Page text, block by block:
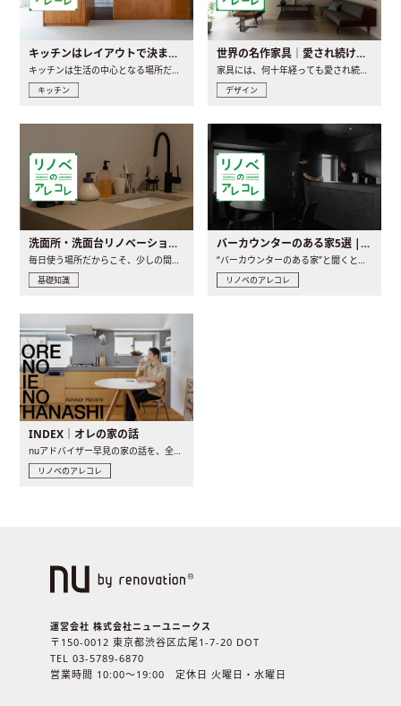
キッチンはレイアウトで決まる。後悔しないための考え方と選び方
キッチン
世界の名作家具｜愛され続ける理由と一生モノとの出会い方
デザイン
洗面所・洗面台リノベーションの事例と間取りアイデア
毎日使う場所だからこそ、少しの間取りの工夫や素材の選び方で..
基礎知識
バーカウンターのある家5選 | 日常に馴染む“距離の近い”キッチンとは
“バーカウンターのある家”と聞くと、少し特別な、大人のための..
リノベのアレコレ
INDEX｜オレの家の話
リノベのアレコレ
運営会社 株式会社ニューユニークス
〒150-0012 東京都渋谷区広尾1-7-20 DOT
TEL 03-5789-6870
営業時間 10:00〜19:00 定休日 火曜日・水曜日